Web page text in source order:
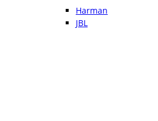
Harman
JBL